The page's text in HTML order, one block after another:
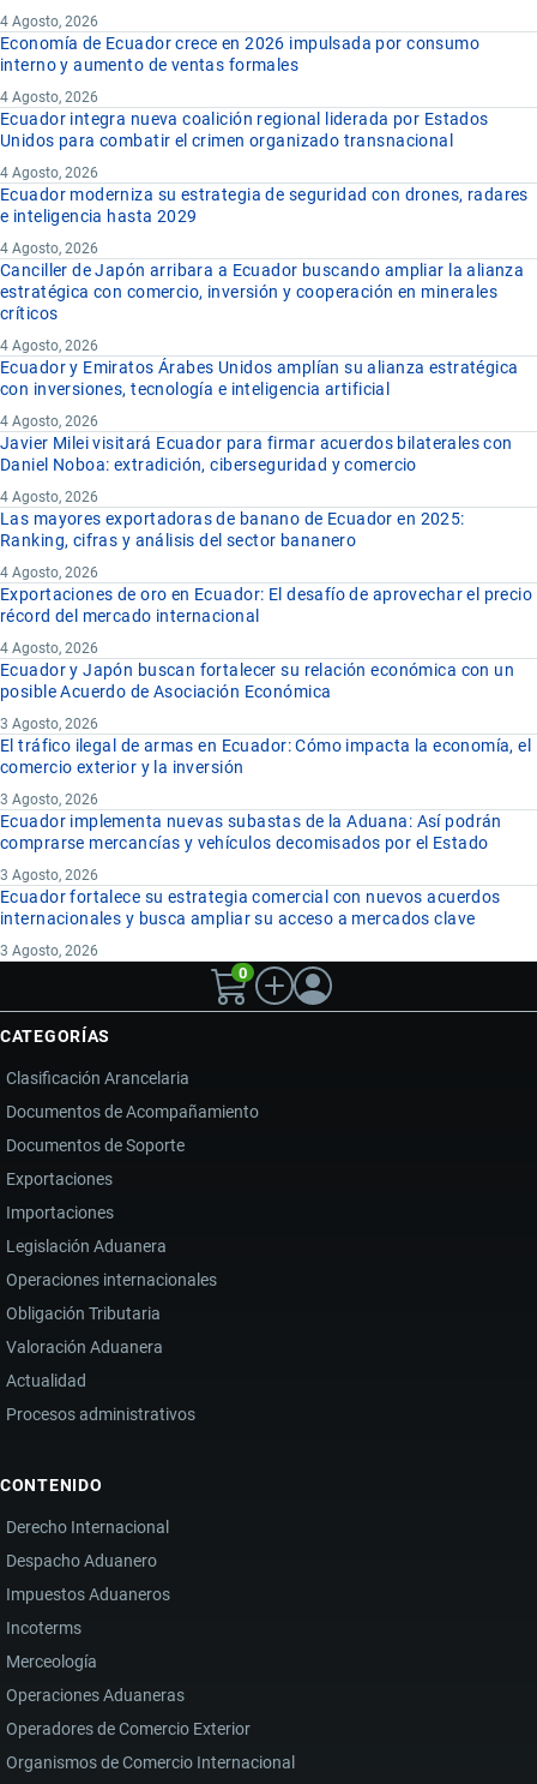
4 Agosto, 2026
Economía de Ecuador crece en 2026 impulsada por consumo
interno y aumento de ventas formales
4 Agosto, 2026
Ecuador integra nueva coalición regional liderada por Estados
Unidos para combatir el crimen organizado transnacional
4 Agosto, 2026
Ecuador moderniza su estrategia de seguridad con drones, radares
e inteligencia hasta 2029
4 Agosto, 2026
Canciller de Japón arribara a Ecuador buscando ampliar la alianza
estratégica con comercio, inversión y cooperación en minerales
críticos
4 Agosto, 2026
Ecuador y Emiratos Árabes Unidos amplían su alianza estratégica
con inversiones, tecnología e inteligencia artificial
4 Agosto, 2026
Javier Milei visitará Ecuador para firmar acuerdos bilaterales con
Daniel Noboa: extradición, ciberseguridad y comercio
4 Agosto, 2026
Las mayores exportadoras de banano de Ecuador en 2025:
Ranking, cifras y análisis del sector bananero
4 Agosto, 2026
Exportaciones de oro en Ecuador: El desafío de aprovechar el precio
récord del mercado internacional
4 Agosto, 2026
Ecuador y Japón buscan fortalecer su relación económica con un
posible Acuerdo de Asociación Económica
3 Agosto, 2026
El tráfico ilegal de armas en Ecuador: Cómo impacta la economía, el
comercio exterior y la inversión
3 Agosto, 2026
Ecuador implementa nuevas subastas de la Aduana: Así podrán
comprarse mercancías y vehículos decomisados por el Estado
3 Agosto, 2026
Ecuador fortalece su estrategia comercial con nuevos acuerdos
internacionales y busca ampliar su acceso a mercados clave
3 Agosto, 2026
0
CATEGORÍAS
Clasificación Arancelaria
Documentos de Acompañamiento
Documentos de Soporte
Exportaciones
Importaciones
Legislación Aduanera
Operaciones internacionales
Obligación Tributaria
Valoración Aduanera
Actualidad
Procesos administrativos
CONTENIDO
Derecho Internacional
Despacho Aduanero
Impuestos Aduaneros
Incoterms
Merceología
Operaciones Aduaneras
Operadores de Comercio Exterior
Organismos de Comercio Internacional